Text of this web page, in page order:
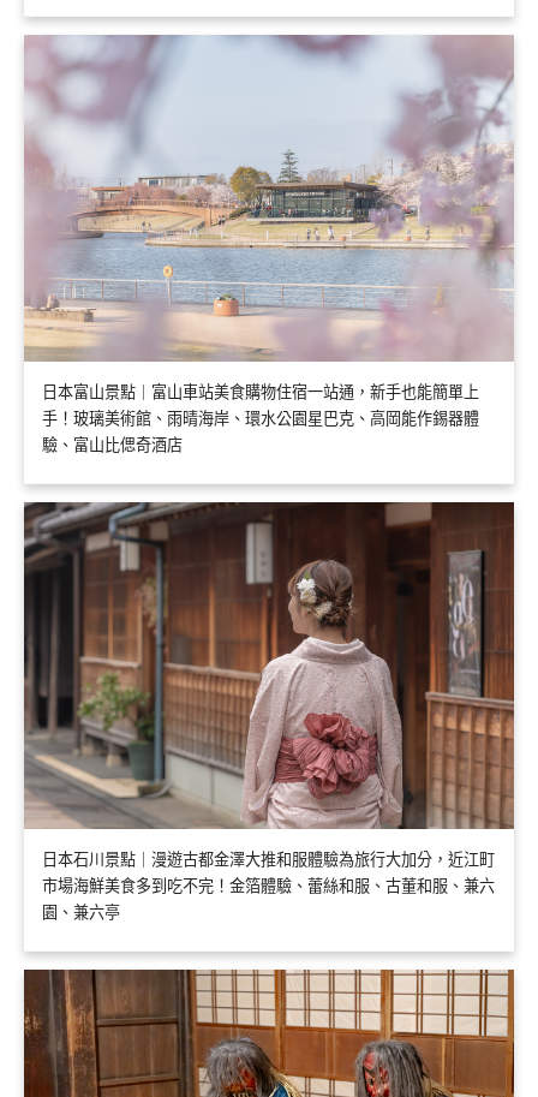
日本富山景點｜富山車站美食購物住宿一站通，新手也能簡單上
手！玻璃美術館、雨晴海岸、環水公園星巴克、高岡能作錫器體
驗、富山比偲奇酒店
日本石川景點｜漫遊古都金澤大推和服體驗為旅行大加分，近江町
市場海鮮美食多到吃不完！金箔體驗、蕾絲和服、古董和服、兼六
園、兼六亭